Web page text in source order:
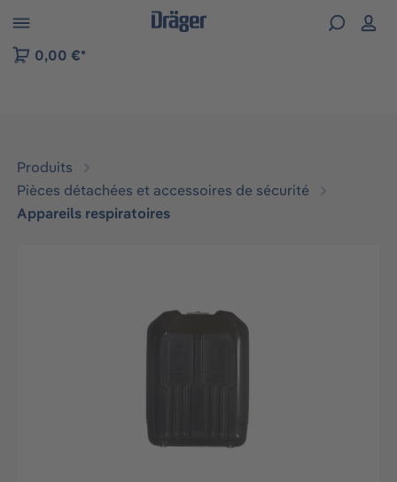
to B2B platform navigation
0,00 €*
Produits
Pièces détachées et accessoires de sécurité
Appareils respiratoires